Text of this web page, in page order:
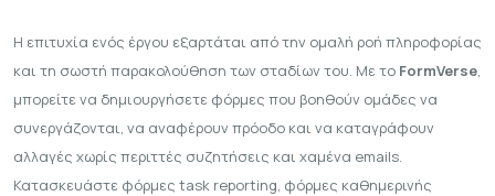
Η επιτυχία ενός έργου εξαρτάται από την ομαλή ροή πληροφορίας
και τη σωστή παρακολούθηση των σταδίων του. Με το FormVerse,
μπορείτε να δημιουργήσετε φόρμες που βοηθούν ομάδες να
συνεργάζονται, να αναφέρουν πρόοδο και να καταγράφουν
αλλαγές χωρίς περιττές συζητήσεις και χαμένα emails.
Κατασκευάστε φόρμες task reporting, φόρμες καθημερινής